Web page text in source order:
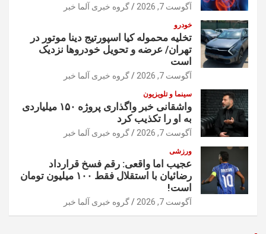
آگوست 7, 2026 گروه خبری آلما خبر
خودرو
تخلیه محموله کیا اسپورتیج دینا موتور در
تهران/ عرضه و تحویل خودروها نزدیک
است
آگوست 7, 2026 گروه خبری آلما خبر
سینما و تلویزیون
واشقانی خبر واگذاری پروژه ۱۵۰ میلیاردی
به او را تکذیب کرد
آگوست 7, 2026 گروه خبری آلما خبر
ورزشی
عجیب اما واقعی: رقم فسخ قرارداد
رضائیان با استقلال فقط ۱۰۰ میلیون تومان
است!
آگوست 7, 2026 گروه خبری آلما خبر